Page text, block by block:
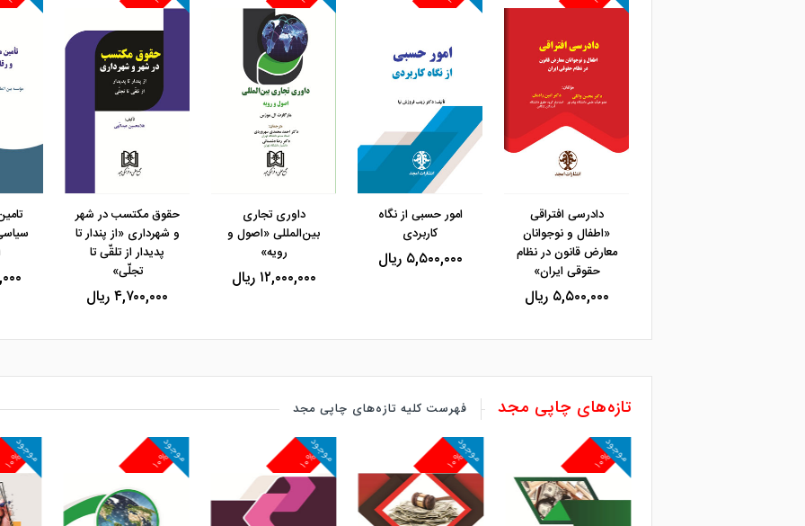
مشاهده و خرید
دادرسی افتراقی
«اطفال و نوجوانان
معارض قانون در نظام
حقوقی ایران»
۵,۵۰۰,۰۰۰ ریال
مشاهده و خرید
امور حسبی از نگاه
کاربردی
۵,۵۰۰,۰۰۰ ریال
مشاهده و خرید
داوری تجاری
بین‌المللی «اصول و
رویه»
۱۲,۰۰۰,۰۰۰ ریال
حقوق مکتسب در شهر
و شهرداری «از پندار تا
پدیدار از تلقّی تا
تجلّی»
۴,۷۰۰,۰۰۰ ریال
تازه‌های چاپی مجد فهرست کلیه تازه‌های چاپی مجد
۱۰%
موجود ۱۰%
موجود ۱۰%
موجود ۱۰%
موجود ۱۰%
موجود